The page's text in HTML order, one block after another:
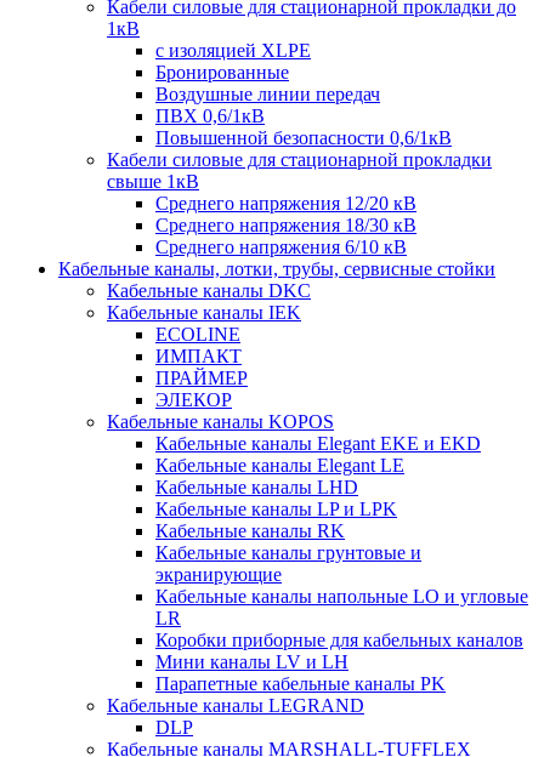
Кабели силовые для стационарной прокладки до
1кВ
c изоляцией XLPE
Бронированные
Воздушные линии передач
ПВХ 0,6/1кВ
Повышенной безопасности 0,6/1кВ
Кабели силовые для стационарной прокладки
свыше 1кВ
Среднего напряжения 12/20 кВ
Среднего напряжения 18/30 кВ
Среднего напряжения 6/10 кВ
Кабельные каналы, лотки, трубы, сервисные стойки
Кабельные каналы DKC
Кабельные каналы IEK
ECOLINE
ИМПАКТ
ПРАЙМЕР
ЭЛЕКОР
Кабельные каналы KOPOS
Кабельные каналы Elegant EKE и EKD
Кабельные каналы Elegant LE
Кабельные каналы LHD
Кабельные каналы LP и LPK
Кабельные каналы RK
Кабельные каналы грунтовые и
экранирующие
Кабельные каналы напольные LO и угловые
LR
Коробки приборные для кабельных каналов
Мини каналы LV и LH
Парапетные кабельные каналы PK
Кабельные каналы LEGRAND
DLP
Кабельные каналы MARSHALL-TUFFLEX